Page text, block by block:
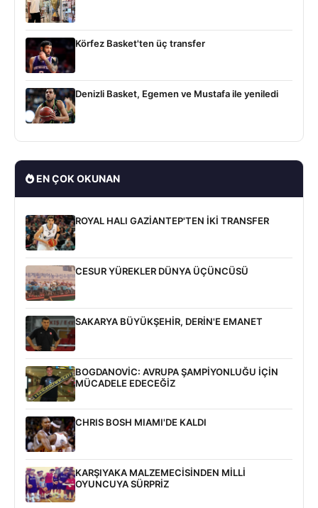
Körfez Basket'ten üç transfer
Denizli Basket, Egemen ve Mustafa ile yeniledi
EN ÇOK OKUNAN
ROYAL HALI GAZİANTEP'TEN İKİ TRANSFER
CESUR YÜREKLER DÜNYA ÜÇÜNCÜSÜ
SAKARYA BÜYÜKŞEHİR, DERİN'E EMANET
BOGDANOVİC: AVRUPA ŞAMPİYONLUĞU İÇİN
MÜCADELE EDECEĞİZ
CHRIS BOSH MIAMI'DE KALDI
KARŞIYAKA MALZEMECİSİNDEN MİLLİ
OYUNCUYA SÜRPRİZ